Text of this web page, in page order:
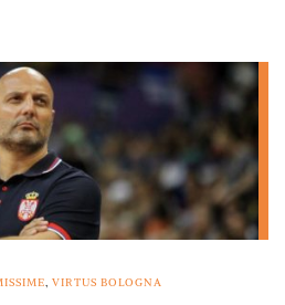
, VIRTUS BOLOGNA